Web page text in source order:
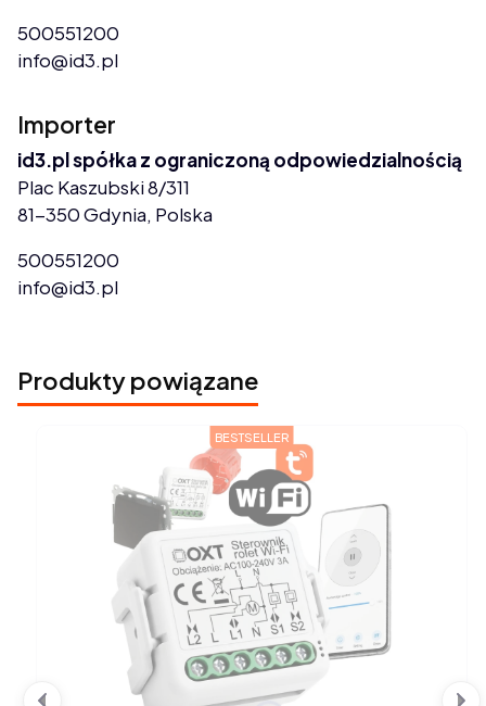
500551200
info@id3.pl
Importer
id3.pl spółka z ograniczoną odpowiedzialnością
Plac Kaszubski 8/311
81-350 Gdynia, Polska
500551200
info@id3.pl
Produkty powiązane
BESTSELLER